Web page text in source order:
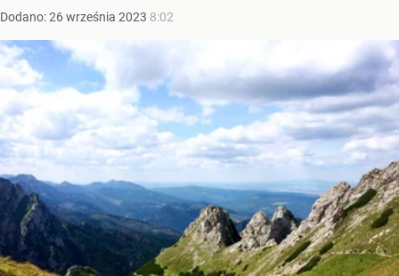
Dodano:26września 2023 8:02